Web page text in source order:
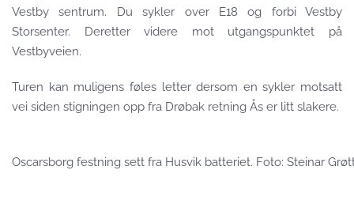
Vestby sentrum. Du sykler over E18 og forbi Vestby
Storsenter. Deretter videre mot utgangspunktet på
Vestbyveien.
Turen kan muligens føles letter dersom en sykler motsatt
vei siden stigningen opp fra Drøbak retning Ås er litt slakere.
Oscarsborg festning sett fra Husvik batteriet. Foto: Steinar